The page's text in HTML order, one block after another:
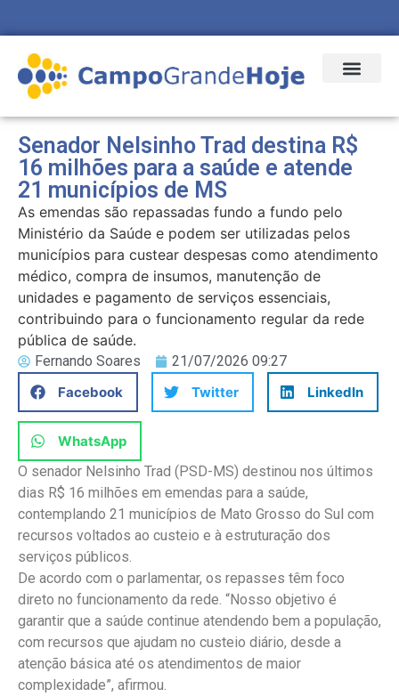
Senador Nelsinho Trad destina R$
16 milhões para a saúde e atende
21 municípios de MS
As emendas são repassadas fundo a fundo pelo
Ministério da Saúde e podem ser utilizadas pelos
municípios para custear despesas como atendimento
médico, compra de insumos, manutenção de
unidades e pagamento de serviços essenciais,
contribuindo para o funcionamento regular da rede
pública de saúde.
Fernando Soares
21/07/2026 09:27
Facebook
Twitter LinkedIn
WhatsApp
O senador Nelsinho Trad (PSD-MS) destinou nos últimos
dias R$ 16 milhões em emendas para a saúde,
contemplando 21 municípios de Mato Grosso do Sul com
recursos voltados ao custeio e à estruturação dos
serviços públicos.
De acordo com o parlamentar, os repasses têm foco
direto no funcionamento da rede. “Nosso objetivo é
garantir que a saúde continue atendendo bem a população,
com recursos que ajudam no custeio diário, desde a
atenção básica até os atendimentos de maior
complexidade”, afirmou.